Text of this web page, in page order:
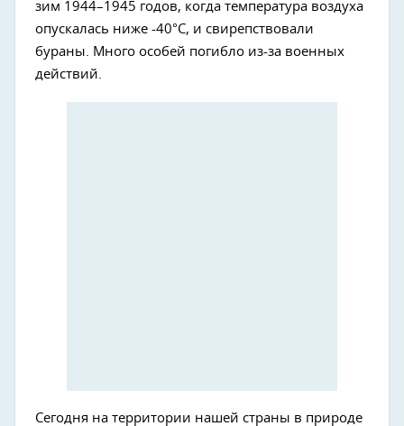
зим 1944–1945 годов, когда температура воздуха
опускалась ниже -40°С, и свирепствовали
бураны. Много особей погибло из-за военных
действий.
Сегодня на территории нашей страны в природе